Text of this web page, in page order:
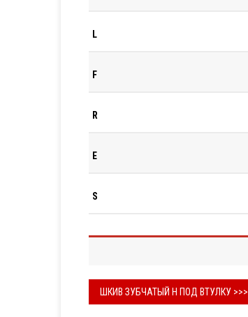
L
F
R
E
S
ШКИВ ЗУБЧАТЫЙ H ПОД ВТУЛКУ >>>